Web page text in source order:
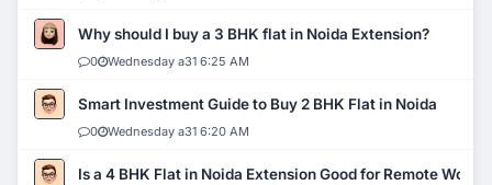
Why should I buy a 3 BHK flat in Noida Extension?
0 Wednesday a31 6:25 AM
Smart Investment Guide to Buy 2 BHK Flat in Noida
0 Wednesday a31 6:20 AM
Is a 4 BHK Flat in Noida Extension Good for Remote Work?